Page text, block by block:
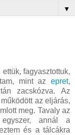
▼
fagyasztottuk,
mint az epret,
zacskózva. Az
az eljárás,
meg. Tavaly az
annál a
és a tálcákra